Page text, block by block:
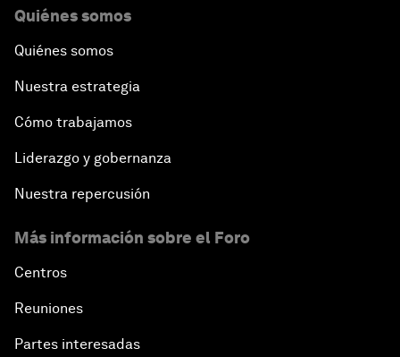
Quiénes somos
Quiénes somos
Nuestra estrategia
Cómo trabajamos
Liderazgo y gobernanza
Nuestra repercusión
Más información sobre el Foro
Centros
Reuniones
Partes interesadas